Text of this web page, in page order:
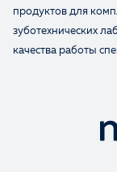
продуктов для
зуботехнических
качества работы